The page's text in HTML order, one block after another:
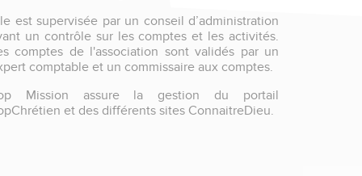
est supervisée par un conseil d’administration
un contrôle sur les comptes et les activités.
comptes de l'association sont validés par un
comptable et un commissaire aux comptes.
Mission assure la gestion du portail
et des différents sites ConnaitreDieu.